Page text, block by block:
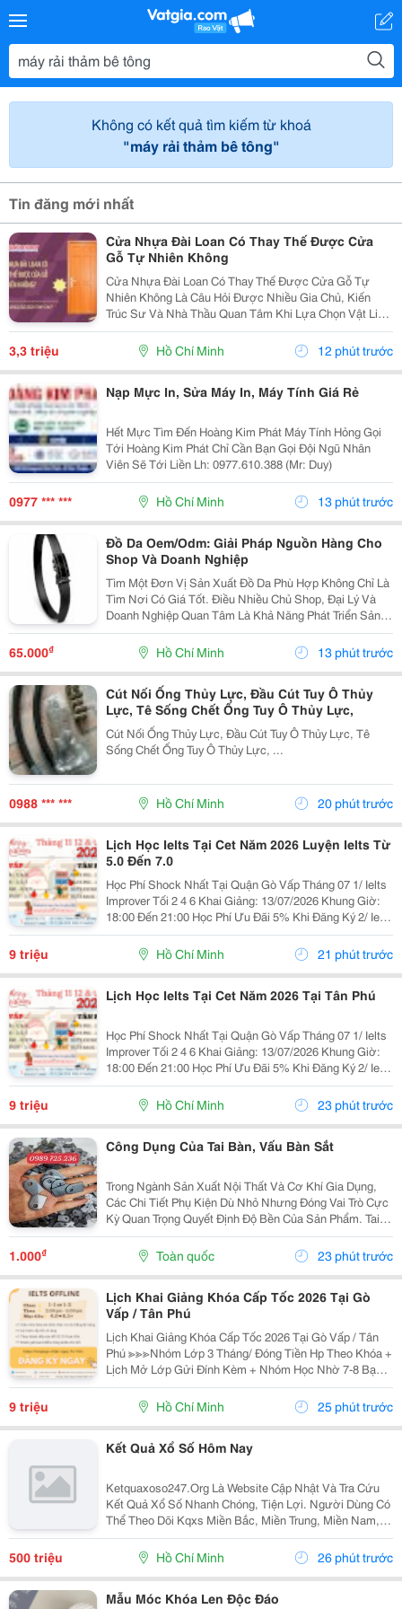
Không có kết quả tìm kiếm từ khoá
"máy rải thảm bê tông"
Tin đăng mới nhất
Cửa Nhựa Đài Loan Có Thay Thế Được Cửa
Gỗ Tự Nhiên Không
Cửa Nhựa Đài Loan Có Thay Thế Được Cửa Gỗ Tự
Nhiên Không Là Câu Hỏi Được Nhiều Gia Chủ, Kiến
Trúc Sư Và Nhà Thầu Quan Tâm Khi Lựa Chọn Vật Liệu
Cửa Cho Các Công Trình Hiện Đại. Trong Bối Cảnh Giá
Gỗ Tự Nhiên Ngày Càng Cao, Khai Thác Gỗ Gây Áp
Lực Lên...
3,3 triệu Hồ Chí Minh 12 phút trước
Nạp Mực In, Sửa Máy In, Máy Tính Giá Rẻ
Hết Mực Tìm Đến Hoàng Kim Phát Máy Tính Hỏng Gọi
Tới Hoàng Kim Phát Chỉ Cần Bạn Gọi Đội Ngũ Nhân
Viên Sẽ Tới Liền Lh: 0977.610.388 (Mr: Duy)
0977 *** *** Hồ Chí Minh 13 phút trước
Đồ Da Oem/Odm: Giải Pháp Nguồn Hàng Cho
Shop Và Doanh Nghiệp
Tìm Một Đơn Vị Sản Xuất Đồ Da Phù Hợp Không Chỉ Là
Tìm Nơi Có Giá Tốt. Điều Nhiều Chủ Shop, Đại Lý Và
Doanh Nghiệp Quan Tâm Là Khả Năng Phát Triển Sản
Phẩm, Duy Trì Nguồn Hàng Ổn Định Và Hỗ Trợ Lâu Dài.
Khi Làm Việc Trực Tiếp Với Đơn Vị Sản Xuất,...
65.000₫ Hồ Chí Minh 13 phút trước
Cút Nối Ống Thủy Lực, Đầu Cút Tuy Ô Thủy
Lực, Tê Sống Chết Ống Tuy Ô Thủy Lực,
Cút Nối Ống Thủy Lực, Đầu Cút Tuy Ô Thủy Lực, Tê
Sống Chết Ống Tuy Ô Thủy Lực, ...
0988 *** *** Hồ Chí Minh 20 phút trước
Lịch Học Ielts Tại Cet Năm 2026 Luyện Ielts Từ
5.0 Đến 7.0
Học Phí Shock Nhất Tại Quận Gò Vấp Tháng 07 1/ Ielts
Improver Tối 2 4 6 Khai Giảng: 13/07/2026 Khung Giờ:
18:00 Đến 21:00 Học Phí Ưu Đãi 5% Khi Đăng Ký 2/ Ielts
Basic Tối 3 5 7 Khai Giảng: 07//07/2026 Khung Giờ:
18:00 Đến 21:00 ...
9 triệu Hồ Chí Minh 21 phút trước
Lịch Học Ielts Tại Cet Năm 2026 Tại Tân Phú
Học Phí Shock Nhất Tại Quận Gò Vấp Tháng 07 1/ Ielts
Improver Tối 2 4 6 Khai Giảng: 13/07/2026 Khung Giờ:
18:00 Đến 21:00 Học Phí Ưu Đãi 5% Khi Đăng Ký 2/ Ielts
Basic Tối 3 5 7 Khai Giảng: 07//07/2026 Khung Giờ:
18:00 Đến 21:00 ...
9 triệu Hồ Chí Minh 23 phút trước
Công Dụng Của Tai Bàn, Vấu Bàn Sắt
Trong Ngành Sản Xuất Nội Thất Và Cơ Khí Gia Dụng,
Các Chi Tiết Phụ Kiện Dù Nhỏ Nhưng Đóng Vai Trò Cực
Kỳ Quan Trọng Quyết Định Độ Bền Của Sản Phẩm. Tai
Bàn Sắt (Hay Còn Gọi Là Tai Sắt Cho Bàn Ghế, Vấu Bàn
Sắt, Tai Khóa, Tai Khóa Sắt ) Chính Là Một...
1.000₫ Toàn quốc 23 phút trước
Lịch Khai Giảng Khóa Cấp Tốc 2026 Tại Gò
Vấp / Tân Phú
Lịch Khai Giảng Khóa Cấp Tốc 2026 Tại Gò Vấp / Tân
Phú ≫≫≫Nhóm Lớp 3 Tháng/ Đóng Tiền Hp Theo Khóa +
Lịch Mở Lớp Gửi Đính Kèm + Nhóm Học Nhờ 7-8 Bạn/
Lớp + Giáo Trình Ielts Có Band Điểm Lộ Trình, Sách
Nước Ngoài Bám Sát + Chia Đều 4 Kỹ...
9 triệu Hồ Chí Minh 25 phút trước
Kết Quả Xổ Số Hôm Nay
Ketquaxoso247.Org Là Website Cập Nhật Và Tra Cứu
Kết Quả Xổ Số Nhanh Chóng, Tiện Lợi. Người Dùng Có
Thể Theo Dõi Kqxs Miền Bắc, Miền Trung, Miền Nam,
Vietlott Trực Tiếp Theo Từng Ngày Với Thông Tin Chi
Tiết, Dễ Dàng Tìm Kiếm Và Tra Cứu Trên Nhiều...
500 triệu Hồ Chí Minh 26 phút trước
Mẫu Móc Khóa Len Độc Đáo